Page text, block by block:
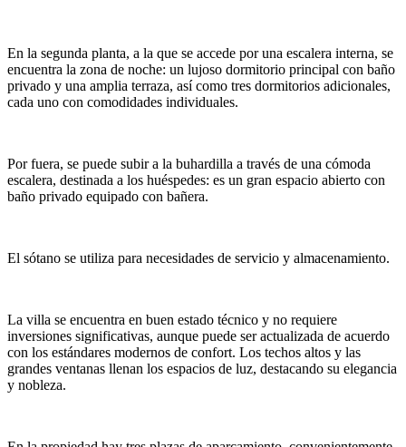
En la segunda planta, a la que se accede por una escalera interna, se
encuentra la zona de noche: un lujoso dormitorio principal con baño
privado y una amplia terraza, así como tres dormitorios adicionales,
cada uno con comodidades individuales.
Por fuera, se puede subir a la buhardilla a través de una cómoda
escalera, destinada a los huéspedes: es un gran espacio abierto con
baño privado equipado con bañera.
El sótano se utiliza para necesidades de servicio y almacenamiento.
La villa se encuentra en buen estado técnico y no requiere
inversiones significativas, aunque puede ser actualizada de acuerdo
con los estándares modernos de confort. Los techos altos y las
grandes ventanas llenan los espacios de luz, destacando su elegancia
y nobleza.